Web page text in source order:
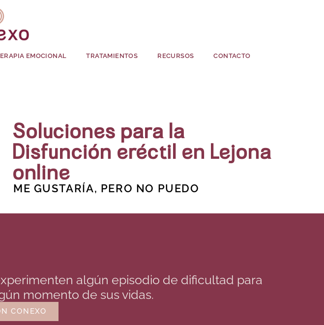
EMOCIONAL TRATAMIENTOS RECURSOS CONTACTO
Soluciones para la
Disfunción eréctil en Lejona
online
ME GUSTARÍA, PERO NO PUEDO
algún episodio de dificultad para
momento de sus vidas.
CONEXO